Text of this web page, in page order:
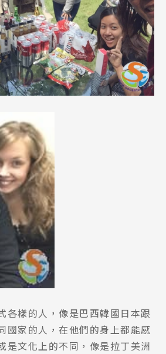
各樣的人，像是巴西韓國日本跟
國家的人，在他們的身上都能感
是文化上的不同，像是拉丁美洲